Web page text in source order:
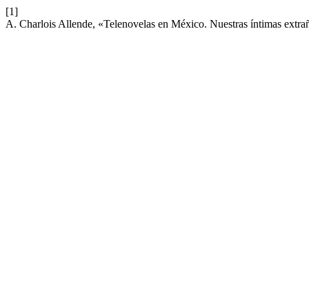
[1]
A. Charlois Allende, «Telenovelas en México. Nuestras íntimas